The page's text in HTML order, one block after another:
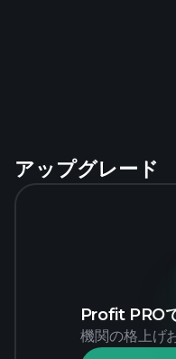
アップグレード
Profit PRO
機関の格上げ